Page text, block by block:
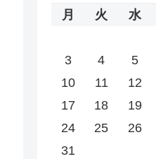
月
火 水
3
4 5
10
11 12
17
18 19
24
25 26
31